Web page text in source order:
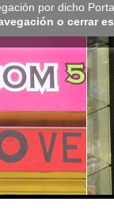
por dicho
o cerrar